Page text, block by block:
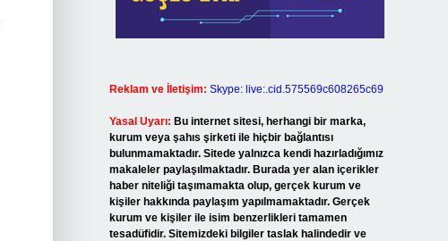
Reklam ve İletişim: Skype: live:.cid.575569c608265c69
Yasal Uyarı: Bu internet sitesi, herhangi bir marka,
kurum veya şahıs şirketi ile hiçbir bağlantısı
bulunmamaktadır. Sitede yalnızca kendi hazırladığımız
makaleler paylaşılmaktadır. Burada yer alan içerikler
haber niteliği taşımamakta olup, gerçek kurum ve
kişiler hakkında paylaşım yapılmamaktadır. Gerçek
kurum ve kişiler ile isim benzerlikleri tamamen
tesadüfidir. Sitemizdeki bilgiler taslak halindedir ve